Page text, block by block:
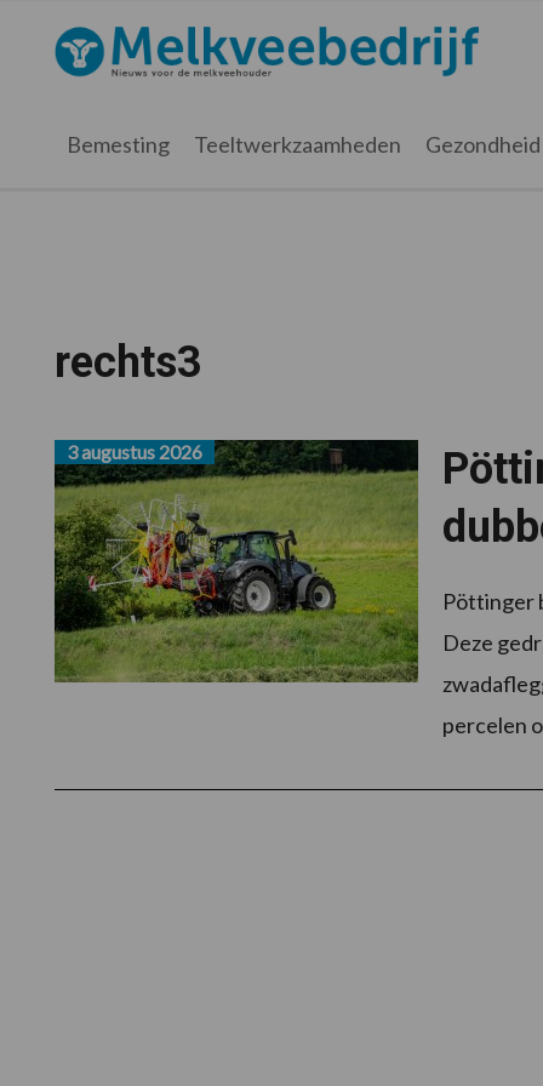
hoofdnavigatie
hoofd
eerste
voettekst
Melkveebedrijf.nl
Bemesting Teeltwerkzaamheden Gezondheid
rechts3
3 augustus 2026
Pöttinger
Deze
percelen